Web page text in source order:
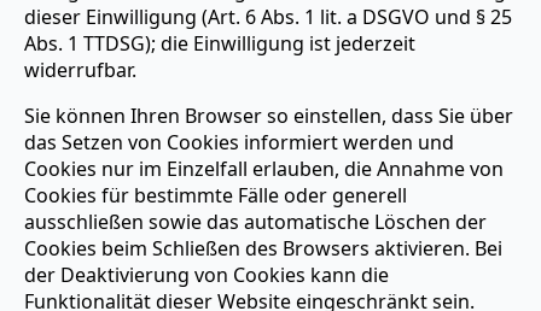
dieser Einwilligung (Art. 6 Abs. 1 lit. a DSGVO und § 25
Abs. 1 TTDSG); die Einwilligung ist jederzeit
widerrufbar.
Sie können Ihren Browser so einstellen, dass Sie über
das Setzen von Cookies informiert werden und
Cookies nur im Einzelfall erlauben, die Annahme von
Cookies für bestimmte Fälle oder generell
ausschließen sowie das automatische Löschen der
Cookies beim Schließen des Browsers aktivieren. Bei
der Deaktivierung von Cookies kann die
Funktionalität dieser Website eingeschränkt sein.